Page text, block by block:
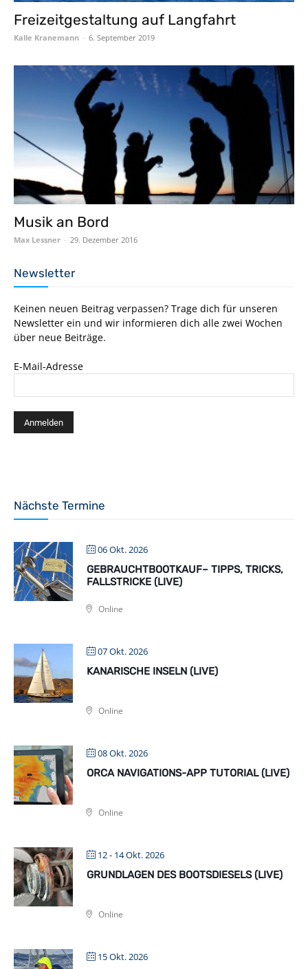
Freizeitgestaltung auf Langfahrt
Kalle Kranemann - 6. September 2019
Musik an Bord
Max Lessner - 29. Dezember 2016
Newsletter
Keinen neuen Beitrag verpassen? Trage dich für unseren
Newsletter ein und wir informieren dich alle zwei Wochen
über neue Beiträge.
E-Mail-Adresse
Nächste Termine
06 Okt. 2026
GEBRAUCHTBOOTKAUF– TIPPS, TRICKS,
FALLSTRICKE (LIVE)
Online
07 Okt. 2026
KANARISCHE INSELN (LIVE)
Online
08 Okt. 2026
ORCA NAVIGATIONS-APP TUTORIAL (LIVE)
Online
12 - 14 Okt. 2026
GRUNDLAGEN DES BOOTSDIESELS (LIVE)
Online
15 Okt. 2026